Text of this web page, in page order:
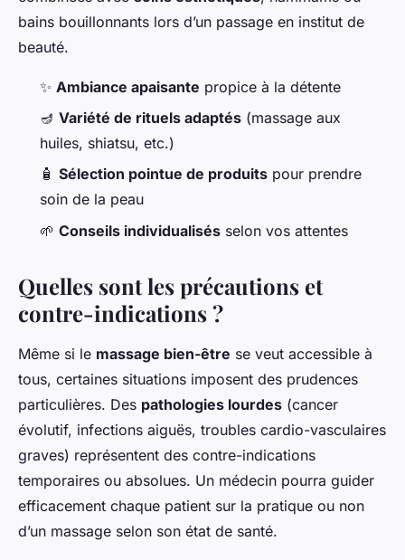
bains bouillonnants lors d’un passage en institut de
beauté.
✨ Ambiance apaisante propice à la détente
🪔 Variété de rituels adaptés (massage aux
huiles, shiatsu, etc.)
🧴 Sélection pointue de produits pour prendre
soin de la peau
🌱 Conseils individualisés selon vos attentes
Quelles sont les précautions et
contre-indications ?
Même si le massage bien-être se veut accessible à
tous, certaines situations imposent des prudences
particulières. Des pathologies lourdes (cancer
évolutif, infections aiguës, troubles cardio-vasculaires
graves) représentent des contre-indications
temporaires ou absolues. Un médecin pourra guider
efficacement chaque patient sur la pratique ou non
d’un massage selon son état de santé.